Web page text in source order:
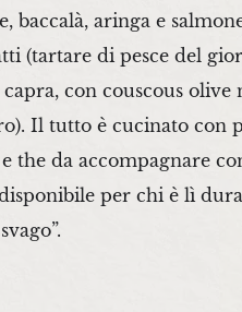
baccalà, aringa e
(tartare di pesce del
con couscous olive
Il tutto è cucinato con
the da accompagnare
per chi è lì